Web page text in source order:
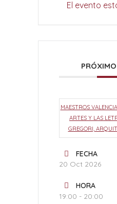
El evento
MAESTROS
ARTES Y LAS
GREGORI,
FECHA
20 Oct 2026
HORA
19:00 - 20:00